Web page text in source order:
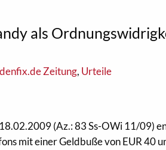
als
Zeitung, Urteile
(Az.: 83 Ss-OWi 11/09)
mit einer Geldbuße von EUR 40